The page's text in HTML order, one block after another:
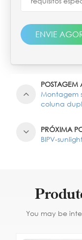
ENVIE
POSTAGEM
Montagem
coluna
PRÓXIMA
BIPV-
You may be